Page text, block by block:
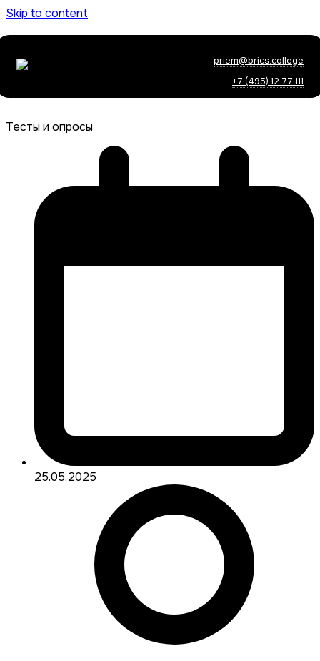
Skip to content
priem@brics.college
+7 (495) 12 77 111
Тесты и опросы
25.05.2025